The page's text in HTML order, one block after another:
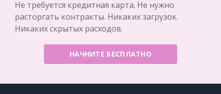
Не требуется кредитная карта. Не нужно
расторгать контракты. Никаких загрузок.
Никаких скрытых расходов.
НАЧНИТЕ БЕСПЛАТНО